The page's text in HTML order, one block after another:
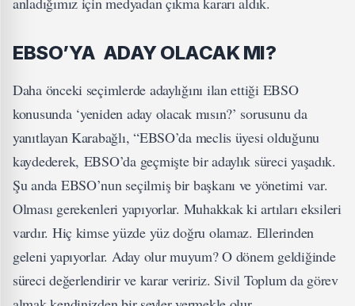
EBSO’YA ADAY OLACAK MI?
Daha önceki seçimlerde adaylığını ilan ettiği EBSO
konusunda ‘yeniden aday olacak mısın?’ sorusunu da
yanıtlayan Karabağlı, “EBSO’da meclis üyesi olduğunu
kaydederek, EBSO’da geçmişte bir adaylık süreci yaşadık.
Şu anda EBSO’nun seçilmiş bir başkanı ve yönetimi var.
Olması gerekenleri yapıyorlar. Muhakkak ki artıları eksileri
vardır. Hiç kimse yüzde yüz doğru olamaz. Ellerinden
geleni yapıyorlar. Aday olur muyum? O dönem geldiğinde
süreci değerlendirir ve karar veririz. Sivil Toplum da görev